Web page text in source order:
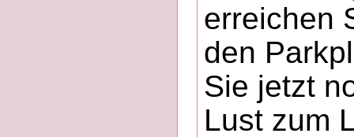
erreichen
den
Sie jetzt
Lust zum